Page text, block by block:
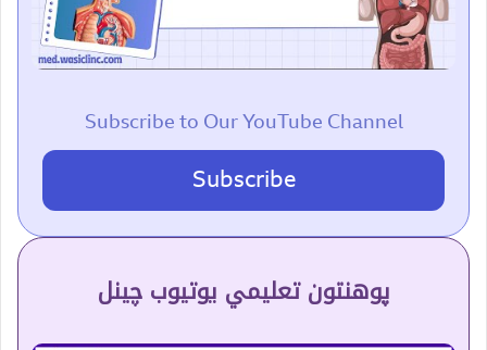
Subscribe to Our YouTube Channel
Subscribe
پوهنتون تعلیمي یوتیوب چینل